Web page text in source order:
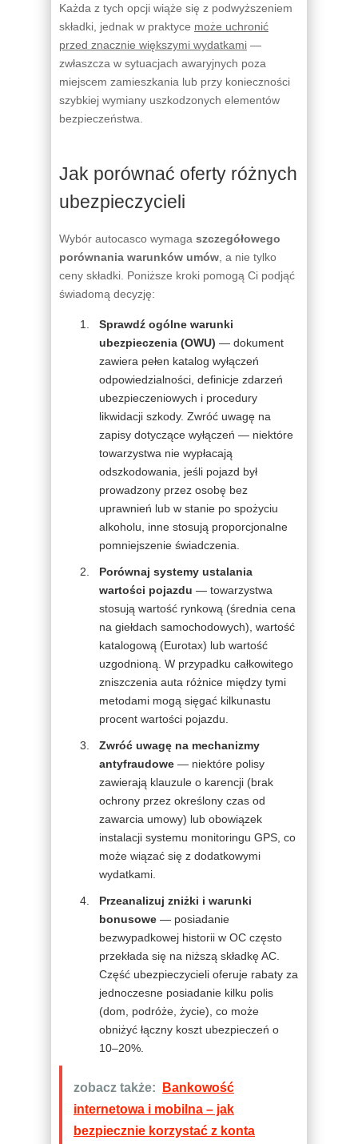
Każda z tych opcji wiąże się z podwyższeniem
składki, jednak w praktyce może uchronić
przed znacznie większymi wydatkami —
zwłaszcza w sytuacjach awaryjnych poza
miejscem zamieszkania lub przy konieczności
szybkiej wymiany uszkodzonych elementów
bezpieczeństwa.
Jak porównać oferty różnych
ubezpieczycieli
Wybór autocasco wymaga szczegółowego
porównania warunków umów , a nie tylko
ceny składki. Poniższe kroki pomogą Ci podjąć
świadomą decyzję:
Sprawdź ogólne warunki
ubezpieczenia (OWU) — dokument
zawiera pełen katalog wyłączeń
odpowiedzialności, definicje zdarzeń
ubezpieczeniowych i procedury
likwidacji szkody. Zwróć uwagę na
zapisy dotyczące wyłączeń — niektóre
towarzystwa nie wypłacają
odszkodowania, jeśli pojazd był
prowadzony przez osobę bez
uprawnień lub w stanie po spożyciu
alkoholu, inne stosują proporcjonalne
pomniejszenie świadczenia.
Porównaj systemy ustalania
wartości pojazdu — towarzystwa
stosują wartość rynkową (średnia cena
na giełdach samochodowych), wartość
katalogową (Eurotax) lub wartość
uzgodnioną. W przypadku całkowitego
zniszczenia auta różnice między tymi
metodami mogą sięgać kilkunastu
procent wartości pojazdu.
Zwróć uwagę na mechanizmy
antyfraudowe — niektóre polisy
zawierają klauzule o karencji (brak
ochrony przez określony czas od
zawarcia umowy) lub obowiązek
instalacji systemu monitoringu GPS, co
może wiązać się z dodatkowymi
wydatkami.
Przeanalizuj zniżki i warunki
bonusowe — posiadanie
bezwypadkowej historii w OC często
przekłada się na niższą składkę AC.
Część ubezpieczycieli oferuje rabaty za
jednoczesne posiadanie kilku polis
(dom, podróże, życie), co może
obniżyć łączny koszt ubezpieczeń o
10–20%.
zobacz także:
Bankowość
internetowa i mobilna – jak
bezpiecznie korzystać z konta